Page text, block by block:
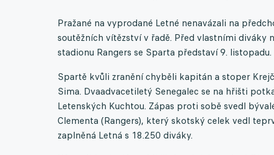
Pražané na vyprodané Letné nenavázali na
soutěžních vítězství v řadě. Před vlastními diváky
stadionu Rangers se Sparta představí 9. listopadu.
Spartě kvůli zranění chyběli kapitán a stoper
Sima. Dvaadvacetiletý Senegalec se na hřišti
Letenských Kuchtou. Zápas proti sobě svedl
Clementa (Rangers), který skotský celek vedl
zaplněná Letná s 18.250 diváky.